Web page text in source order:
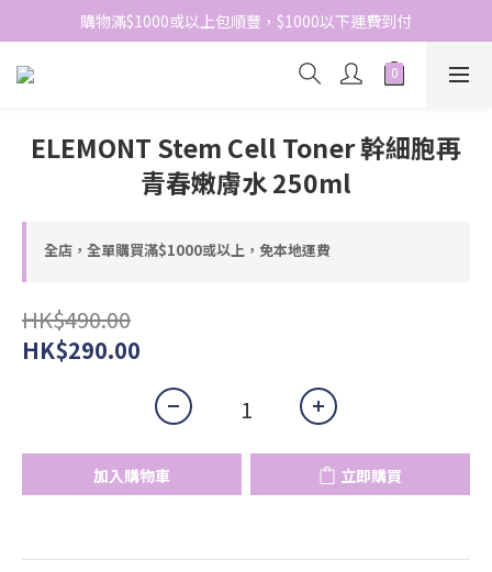
網站免費登記會員，會員優惠價於結帳時自動扣減
購物滿$1000或以上包順豐，$1000以下運費到付
網站免費登記會員，會員優惠價於結帳時自動扣減
ELEMONT Stem Cell Toner 幹細胞再
青春嫩膚水 250ml
全店，全單購買滿$1000或以上，免本地運費
HK$490.00
HK$290.00
加入購物車 立即購買